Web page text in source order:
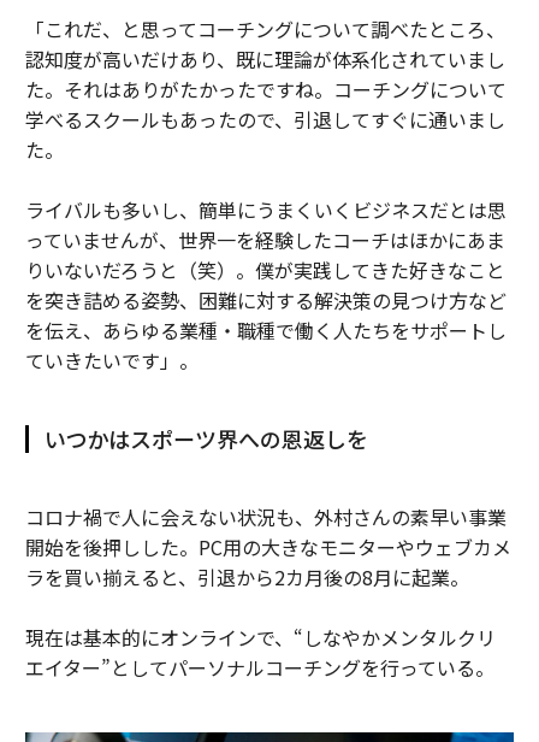
「これだ、と思ってコーチングについて調べたところ、
認知度が高いだけあり、既に理論が体系化されていまし
た。それはありがたかったですね。コーチングについて
学べるスクールもあったので、引退してすぐに通いまし
た。
ライバルも多いし、簡単にうまくいくビジネスだとは思
っていませんが、世界一を経験したコーチはほかにあま
りいないだろうと（笑）。僕が実践してきた好きなこと
を突き詰める姿勢、困難に対する解決策の見つけ方など
を伝え、あらゆる業種・職種で働く人たちをサポートし
ていきたいです」。
いつかはスポーツ界への恩返しを
コロナ禍で人に会えない状況も、外村さんの素早い事業
開始を後押しした。PC用の大きなモニターやウェブカメ
ラを買い揃えると、引退から2カ月後の8月に起業。
現在は基本的にオンラインで、“しなやかメンタルクリ
エイター”としてパーソナルコーチングを行っている。